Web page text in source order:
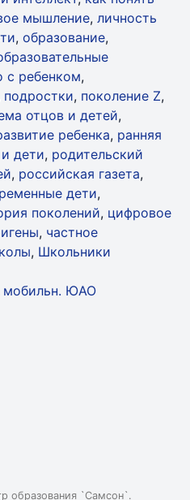
мышление, личность
, образование,
с ребенком,
подростки, поколение Z,
отцов и детей,
ребенка, ранняя
дети, родительский
, российская газета,
дети,
поколений, цифровое
, частное
, Школьники
образования `Самсон`.